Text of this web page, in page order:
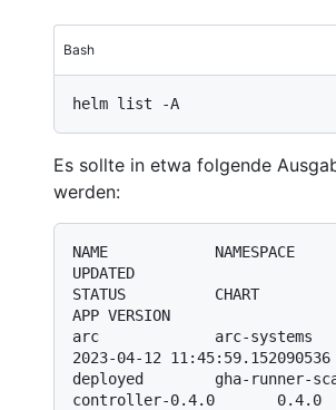
Bash
Es sollte in etwa folgende
werden:
NAME            NAMESPACE
UPDATED
STATUS          CHART
APP VERSION
arc             arc-systems
2023-04-12 11:45:59.152090536
deployed        gha-runner-
controller-0.4.0       0.4.0